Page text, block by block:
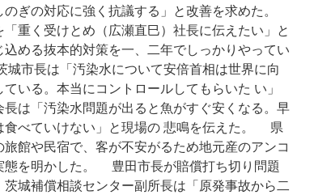
発、
過
去
最
高
値
via
47
News
ぎの対応に強く抗議する」と改善を求めた。
重く受けとめ（広瀬直巳）社長に伝えたい」と
める抜本的対策を一、二年でしっかりやってい
市長は「汚染水について安倍首相は世界に向
いる。本当にコントロールしてもらいた い」
は「汚染水問題が出ると魚がすぐ安くなる。早
食べていけない」と現場の 悲鳴を伝えた。 県
館や民宿で、客が不安がるため地元産のアンコ
態を明かした。 豊田市長が賠償打ち切り問題
城補償相談センター副所長は「原発事故から二